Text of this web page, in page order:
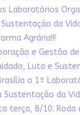
Laboratórios
da
Agrária!!!
e Gestão
Luta e
o 1º
Sustentação da
terça, 8/10: Roda